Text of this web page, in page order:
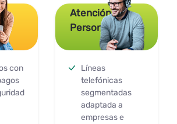
con
Atención
Personalizada
Líneas
telefónicas
segmentadas
adaptada a
empresas e